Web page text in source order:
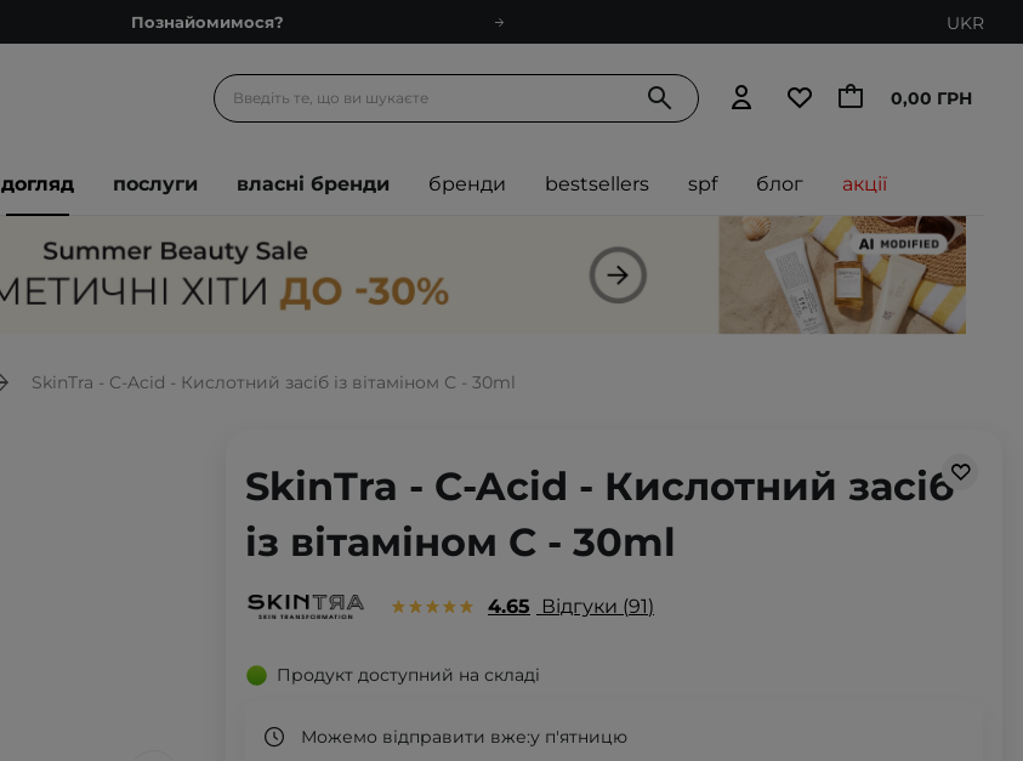
Познайомимося?
Подарункові картки
Рекомендуй нас і отримуй ще більше балів
Запитай косметолога
Познайомимося?
UKR
0,00 ГРН
догляд послуги власні бренди бренди bestsellers spf блог акції
SkinTra - C-Acid - Кислотний засіб із вітаміном С - 30ml
SkinTra - C-Acid - Кислотний засіб
із вітаміном С - 30ml
4.65 Відгуки 91
Продукт доступний на складі
Можемо відправити вже:у п'ятницю